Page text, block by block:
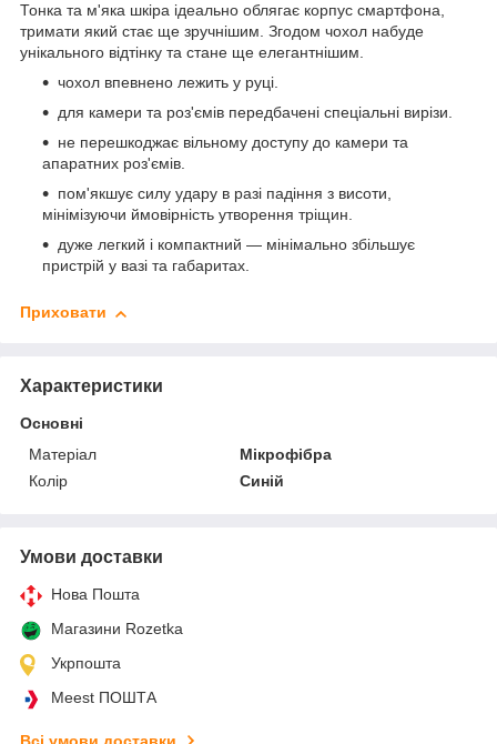
Тонка та м'яка шкіра ідеально облягає корпус смартфона,
тримати який стає ще зручнішим. Згодом чохол набуде
унікального відтінку та стане ще елегантнішим.
чохол впевнено лежить у руці.
для камери та роз'ємів передбачені спеціальні вирізи.
не перешкоджає вільному доступу до камери та
апаратних роз'ємів.
пом'якшує силу удару в разі падіння з висоти,
мінімізуючи ймовірність утворення тріщин.
дуже легкий і компактний — мінімально збільшує
пристрій у вазі та габаритах.
Приховати
Характеристики
Основні
Матеріал
Мікрофібра
Колір
Синій
Умови доставки
Нова Пошта
Магазини Rozetka
Укрпошта
Meest ПОШТА
Всі умови доставки